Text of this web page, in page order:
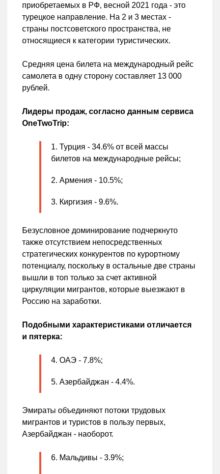
приобретаемых в РФ, весной 2021 года - это
турецкое направление. На 2 и 3 местах -
страны постсоветского пространства, не
относящиеся к категории туристических.
Средняя цена билета на международный рейс
самолета в одну сторону составляет 13 000
рублей.
Лидеры продаж, согласно данным сервиса
OneTwoTrip:
Турция - 34.6% от всей массы
билетов на международные рейсы;
Армения - 10.5%;
Киргизия - 9.6%.
Безусловное доминирование подчеркнуто
также отсутствием непосредственных
стратегических конкурентов по курортному
потенциалу, поскольку в остальные две страны
вышли в топ только за счет активной
циркуляции мигрантов, которые выезжают в
Россию на заработки.
Подобными характеристиками отличается
и пятерка:
ОАЭ - 7.8%;
Азербайджан - 4.4%.
Эмираты объединяют потоки трудовых
мигрантов и туристов в пользу первых,
Азербайджан - наоборот.
Мальдивы - 3.9%;